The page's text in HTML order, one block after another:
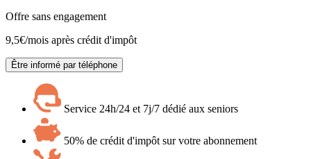
Offre sans engagement
9,5€/mois après crédit d'impôt
Être informé par téléphone
Service 24h/24 et 7j/7 dédié aux seniors
50% de crédit d'impôt sur votre abonnement